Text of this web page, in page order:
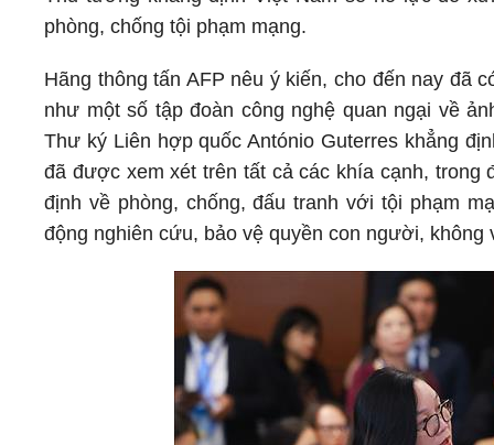
phòng, chống tội phạm mạng.
Hãng thông tấn AFP nêu ý kiến, cho đến nay đã
như một số tập đoàn công nghệ quan ngại về
Thư ký Liên hợp quốc António Guterres khẳng
đã được xem xét trên tất cả các khía cạnh,
định về phòng, chống, đấu tranh với tội phạm
động nghiên cứu, bảo vệ quyền con người, không